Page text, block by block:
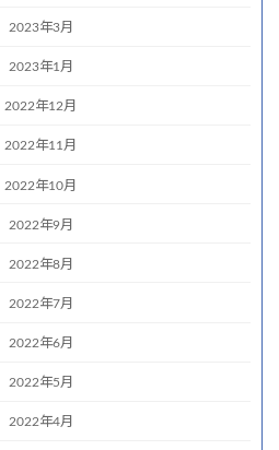
2023年3月
2023年1月
2022年12月
2022年11月
2022年10月
2022年9月
2022年8月
2022年7月
2022年6月
2022年5月
2022年4月